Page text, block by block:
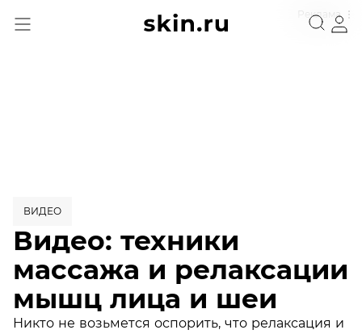
Реклама
ВИДЕО
Видео: техники
массажа и релаксации
мышц лица и шеи
Никто не возьмется оспорить, что релаксация и